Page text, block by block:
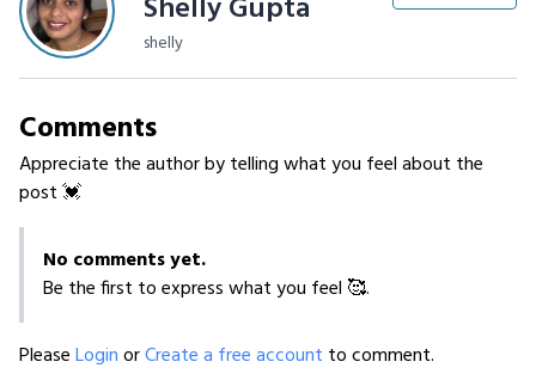
Shelly Gupta
shelly
Comments
Appreciate the author by telling what you feel about the
post 💓
No comments yet.
Be the first to express what you feel 🥰.
PleaseLoginorCreate a free account to comment.